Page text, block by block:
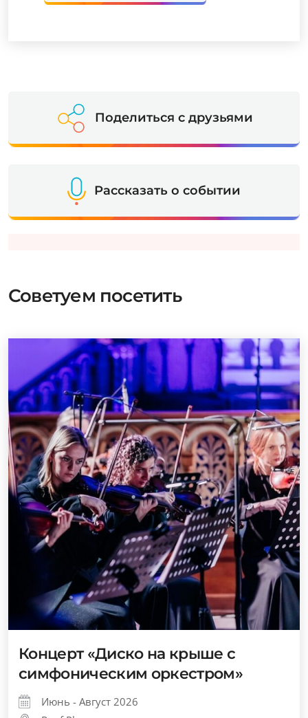
Поделиться с друзьями
Рассказать о событии
Советуем посетить
Концерт «Диско на крыше с
симфоническим оркестром»
Июнь - Август 2026